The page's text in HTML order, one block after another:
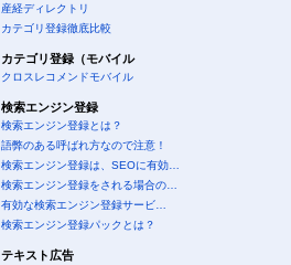
産経ディレクトリ
カテゴリ登録徹底比較
カテゴリ登録（モバイル
クロスレコメンドモバイル
検索エンジン登録
検索エンジン登録とは？
語弊のある呼ばれ方なので注意！
検索エンジン登録は、SEOに有効…
検索エンジン登録をされる場合の…
有効な検索エンジン登録サービ…
検索エンジン登録パックとは？
テキスト広告